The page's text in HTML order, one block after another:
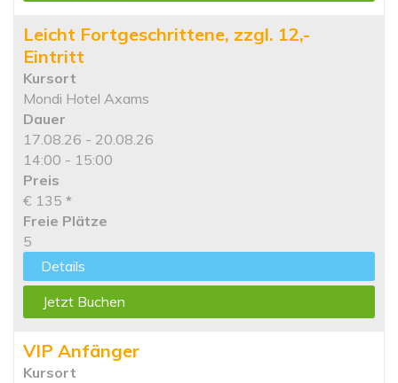
Leicht Fortgeschrittene, zzgl. 12,-
Eintritt
Kursort
Mondi Hotel Axams
Dauer
17.08.26 - 20.08.26
14:00 - 15:00
Preis
€ 135 *
Freie Plätze
5
Details
Jetzt Buchen
VIP Anfänger
Kursort